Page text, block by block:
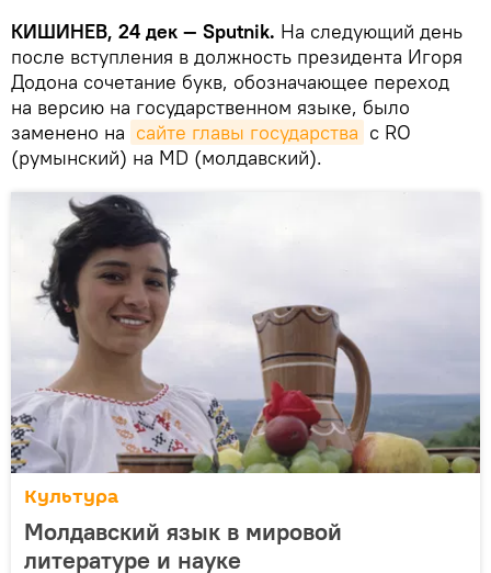
КИШИНЕВ, 24 дек — Sputnik. На следующий день
после вступления в должность президента Игоря
Додона сочетание букв, обозначающее переход
на версию на государственном языке, было
заменено на сайте главы государства с RO
(румынский) на MD (молдавский).
Культура
Молдавский язык в мировой
литературе и науке